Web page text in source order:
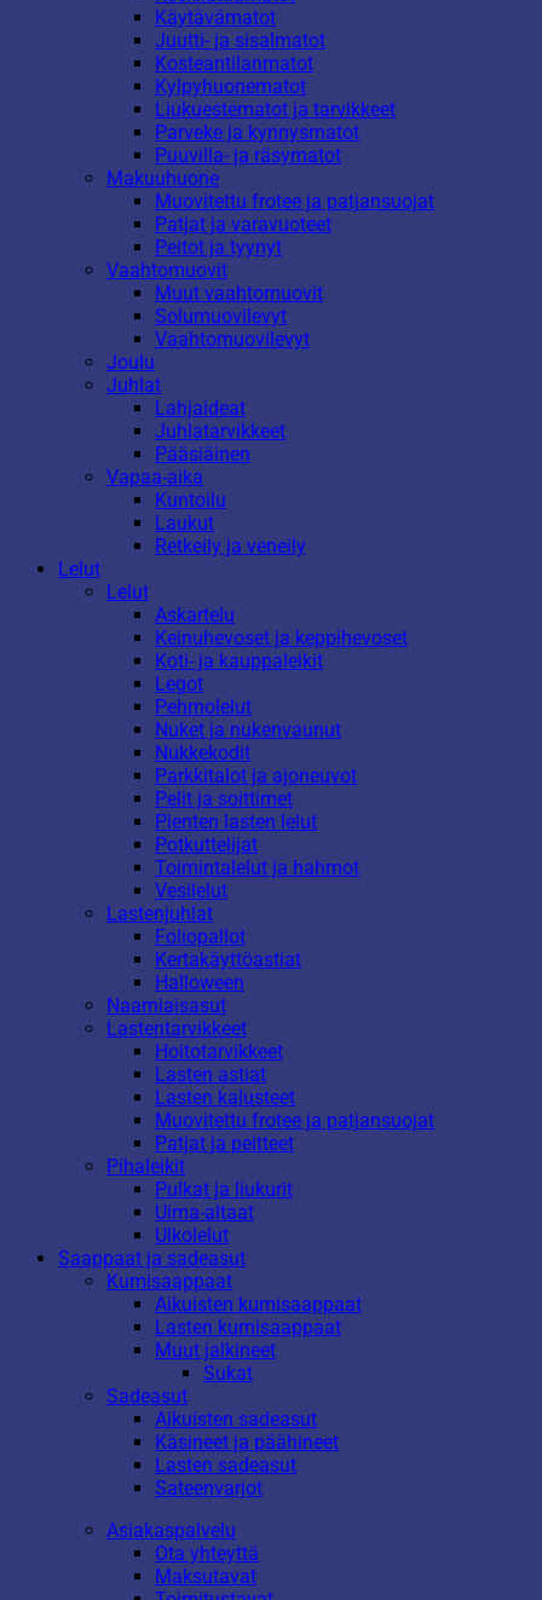
Käytävämatot
Juutti- ja sisalmatot
Kosteantilanmatot
Kylpyhuonematot
Liukuestematot ja tarvikkeet
Parveke ja kynnysmatot
Puuvilla- ja räsymatot
Makuuhuone
Muovitettu frotee ja patjansuojat
Patjat ja varavuoteet
Peitot ja tyynyt
Vaahtomuovit
Muut vaahtomuovit
Solumuovilevyt
Vaahtomuovilevyt
Joulu
Juhlat
Lahjaideat
Juhlatarvikkeet
Pääsiäinen
Vapaa-aika
Kuntoilu
Laukut
Retkeily ja veneily
Lelut
Lelut
Askartelu
Keinuhevoset ja keppihevoset
Koti- ja kauppaleikit
Legot
Pehmolelut
Nuket ja nukenvaunut
Nukkekodit
Parkkitalot ja ajoneuvot
Pelit ja soittimet
Pienten lasten lelut
Potkuttelijat
Toimintalelut ja hahmot
Vesilelut
Lastenjuhlat
Foliopallot
Kertakäyttöastiat
Halloween
Naamiaisasut
Lastentarvikkeet
Hoitotarvikkeet
Lasten astiat
Lasten kalusteet
Muovitettu frotee ja patjansuojat
Patjat ja peitteet
Pihaleikit
Pulkat ja liukurit
Uima-altaat
Ulkolelut
Saappaat ja sadeasut
Kumisaappaat
Aikuisten kumisaappaat
Lasten kumisaappaat
Muut jalkineet
Sukat
Sadeasut
Aikuisten sadeasut
Käsineet ja päähineet
Lasten sadeasut
Sateenvarjot
Asiakaspalvelu
Ota yhteyttä
Maksutavat